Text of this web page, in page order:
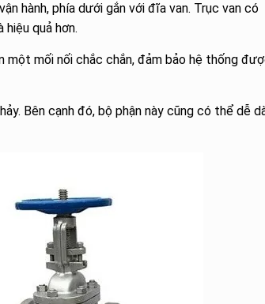
hành, phía dưới gắn với đĩa van. Trục van có
quả hơn.
mối nối chắc chắn, đảm bảo hệ thống
Bên cạnh đó, bộ phận này cũng có thể dễ